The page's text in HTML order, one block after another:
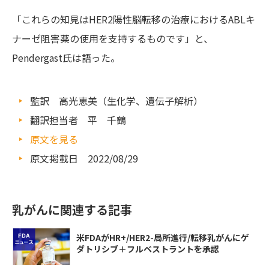
「これらの知見はHER2陽性脳転移の治療におけるABLキ
ナーゼ阻害薬の使用を支持するものです」と、
Pendergast氏は語った。
監訳 高光恵美（生化学、遺伝子解析）
翻訳担当者 平 千鶴
原文を見る
原文掲載日 2022/08/29
乳がんに関連する記事
米FDAがHR+/HER2-局所進行/転移乳がんにゲ
ダトリシブ＋フルベストラントを承認